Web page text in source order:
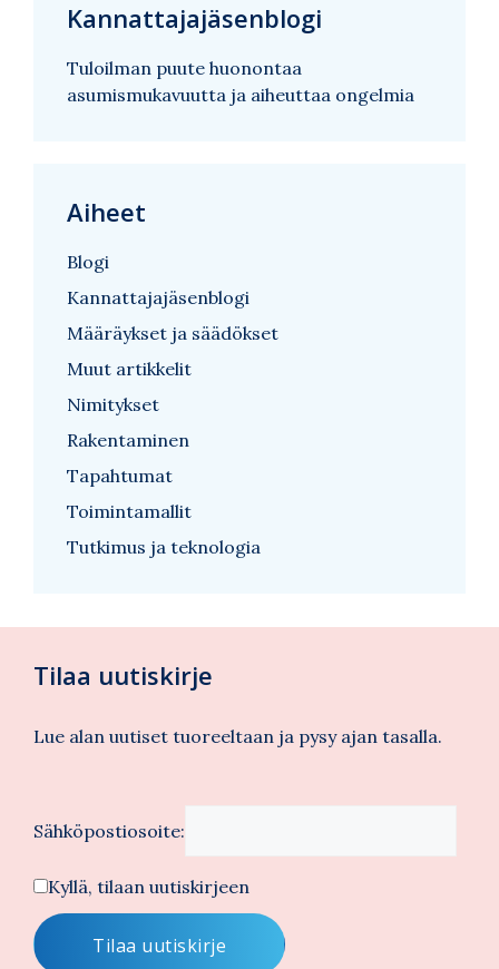
Kannattajajäsenblogi
Tuloilman puute huonontaa
asumismukavuutta ja aiheuttaa ongelmia
Aiheet
Blogi
Kannattajajäsenblogi
Määräykset ja säädökset
Muut artikkelit
Nimitykset
Rakentaminen
Tapahtumat
Toimintamallit
Tutkimus ja teknologia
Tilaa uutiskirje
Lue alan uutiset tuoreeltaan ja pysy ajan tasalla.
Sähköpostiosoite:
Kyllä, tilaan uutiskirjeen